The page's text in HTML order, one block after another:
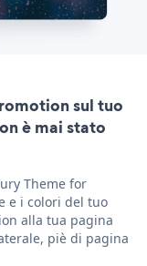
sul tuo
è mai stato
Theme for
e i colori del tuo
alla tua pagina
piè di pagina